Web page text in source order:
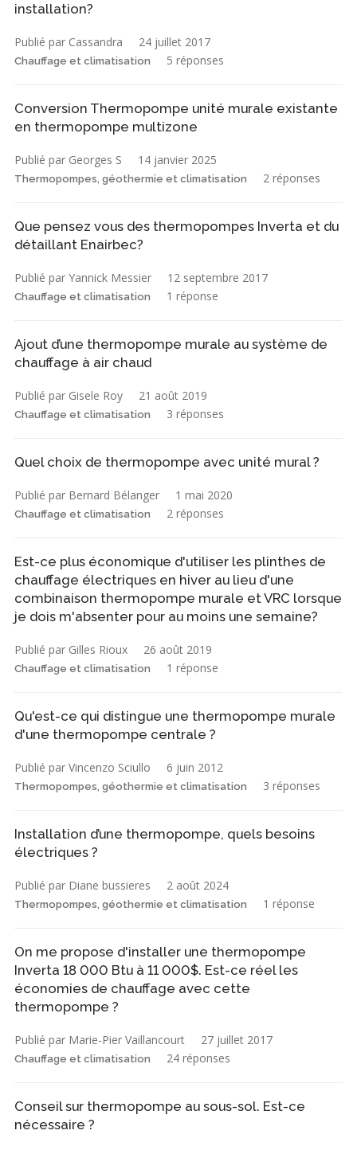
installation?
Publié par Cassandra 24 juillet 2017
Chauffage et climatisation 5 réponses
Conversion Thermopompe unité murale existante
en thermopompe multizone
Publié par Georges S 14 janvier 2025
Thermopompes, géothermie et climatisation 2 réponses
Que pensez vous des thermopompes Inverta et du
détaillant Enairbec?
Publié par Yannick Messier 12 septembre 2017
Chauffage et climatisation 1 réponse
Ajout d’une thermopompe murale au système de
chauffage à air chaud
Publié par Gisele Roy 21 août 2019
Chauffage et climatisation 3 réponses
Quel choix de thermopompe avec unité mural ?
Publié par Bernard Bélanger 1 mai 2020
Chauffage et climatisation 2 réponses
Est-ce plus économique d'utiliser les plinthes de
chauffage électriques en hiver au lieu d'une
combinaison thermopompe murale et VRC lorsque
je dois m'absenter pour au moins une semaine?
Publié par Gilles Rioux 26 août 2019
Chauffage et climatisation 1 réponse
Qu'est-ce qui distingue une thermopompe murale
d'une thermopompe centrale ?
Publié par Vincenzo Sciullo 6 juin 2012
Thermopompes, géothermie et climatisation 3 réponses
Installation d’une thermopompe, quels besoins
électriques ?
Publié par Diane bussieres 2 août 2024
Thermopompes, géothermie et climatisation 1 réponse
On me propose d'installer une thermopompe
Inverta 18 000 Btu à 11 000$. Est-ce réel les
économies de chauffage avec cette
thermopompe ?
Publié par Marie-Pier Vaillancourt 27 juillet 2017
Chauffage et climatisation 24 réponses
Conseil sur thermopompe au sous-sol. Est-ce
nécessaire ?